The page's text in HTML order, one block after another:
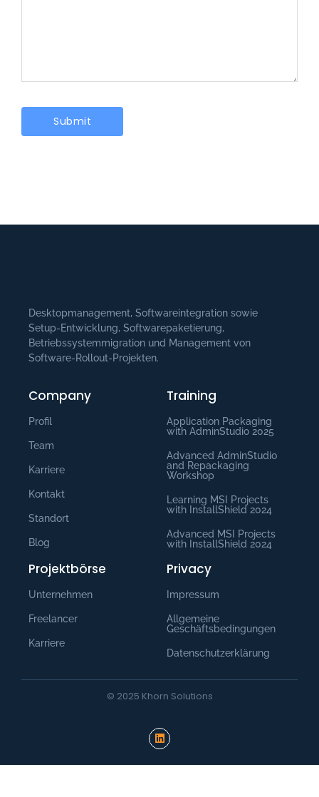
Desktopmanagement, Softwareintegration sowie
Setup-Entwicklung, Softwarepaketierung,
Betriebssystemmigration und Management von
Software-Rollout-Projekten.
Company
Profil
Team
Karriere
Kontakt
Standort
Blog
Training
Application Packaging
with AdminStudio​ 2025
Advanced AdminStudio
and Repackaging
Workshop
Learning MSI Projects
with InstallShield 2024
Advanced MSI Projects
with InstallShield 2024
Projektbörse
Unternehmen
Freelancer
Karriere
Privacy
Impressum
Allgemeine
Geschäftsbedingungen
Datenschutzerklärung
© 2025 Khorn Solutions